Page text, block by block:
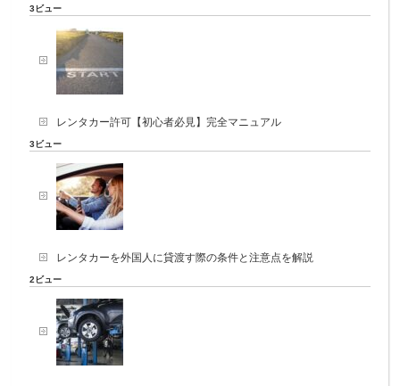
3ビュー
レンタカー許可【初心者必見】完全マニュアル
3ビュー
レンタカーを外国人に貸渡す際の条件と注意点を解説
2ビュー